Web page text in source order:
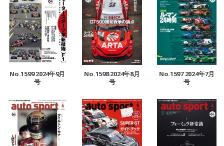
No.1599 2024年9月
号
No.1598 2024年8月
号
No.1597 2024年7月
号